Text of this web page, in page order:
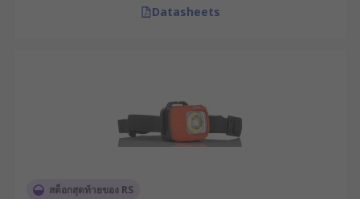
คาดหัวชาร์จได้ (Rechargeable Head Torch) เพื่อ
เหมาะกับสภาพแวดล้อมการใช้งานจริง ทั้งในโรงงาน
อุตสาหกรรม หรือภาคสนาม
Datasheets
สต็อกสุดท้ายของ RS